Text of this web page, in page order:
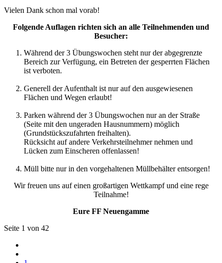
Vielen Dank schon mal vorab!
Folgende Auflagen richten sich an alle Teilnehmenden und
Besucher:
Während der 3 Übungswochen steht nur der abgegrenzte
Bereich zur Verfügung, ein Betreten der gesperrten Flächen
ist verboten.
Generell der Aufenthalt ist nur auf den ausgewiesenen
Flächen und Wegen erlaubt!
Parken während der 3 Übungswochen nur an der Straße
(Seite mit den ungeraden Hausnummern) möglich
(Grundstückszufahrten freihalten).
Rücksicht auf andere Verkehrsteilnehmer nehmen und
Lücken zum Einscheren offenlassen!
Müll bitte nur in den vorgehaltenen Müllbehälter entsorgen!
Wir freuen uns auf einen großartigen Wettkampf und eine rege
Teilnahme!
Eure FF Neuengamme
Seite 1 von 42